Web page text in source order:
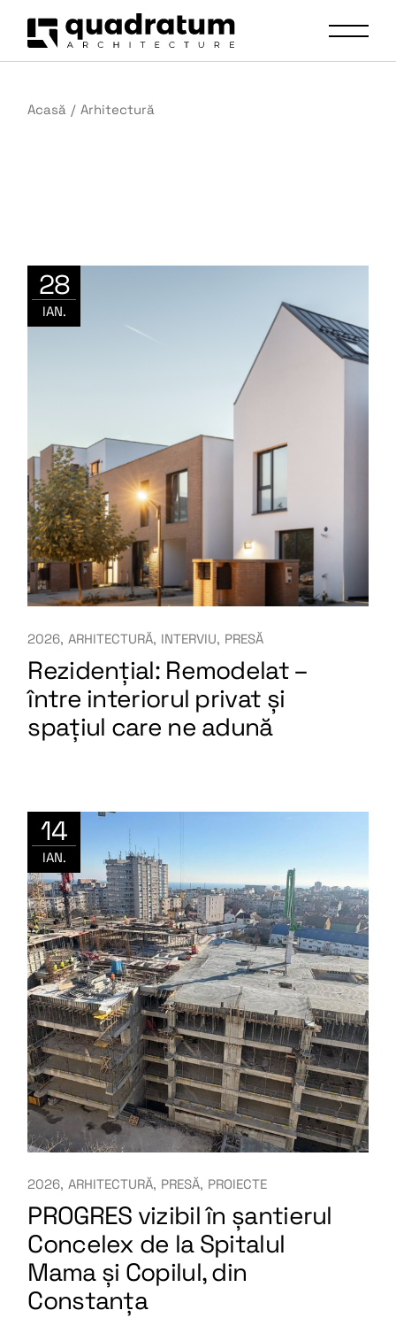
Acasă Arhitectură
28
IAN.
2026 ARHITECTURĂ INTERVIU PRESĂ
Rezidențial: Remodelat –
între interiorul privat și
spațiul care ne adună
14
IAN.
2026 ARHITECTURĂ PRESĂ PROIECTE
PROGRES vizibil în șantierul
Concelex de la Spitalul
Mama și Copilul, din
Constanța